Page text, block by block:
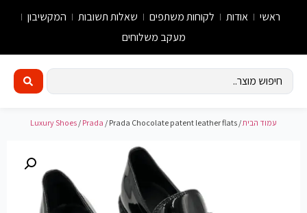
ראשי אודות לקוחות משתפים שאלות תשובות
המקשיבון
מעקב משלוחים
עמוד הבית/
Luxury Shoes / Prada / Prada Chocolate patent leather flats